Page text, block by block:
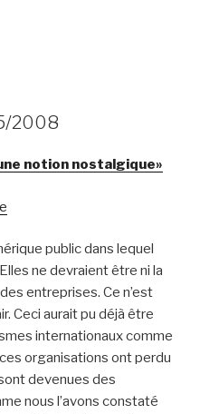
2008
notion nostalgique»
public dans lequel
ne devraient être ni la
entreprises. Ce n’est
Ceci aurait pu déjà être
internationaux comme
organisations ont perdu
devenues des
nous l’avons constaté